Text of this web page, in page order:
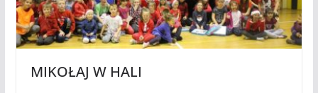
MIKOŁAJ W HALI